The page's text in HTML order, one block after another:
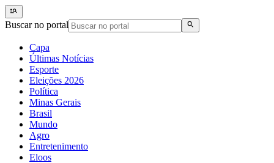
Buscar no portal
Capa
Últimas Notícias
Esporte
Eleições 2026
Política
Minas Gerais
Brasil
Mundo
Agro
Entretenimento
Eloos